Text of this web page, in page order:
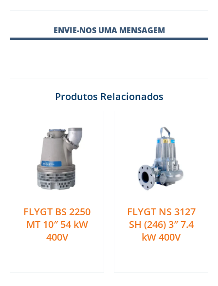
ENVIE-NOS UMA MENSAGEM
Produtos Relacionados
FLYGT BS 2250
MT 10″ 54 kW
400V
FLYGT NS 3127
SH (246) 3″ 7.4
kW 400V